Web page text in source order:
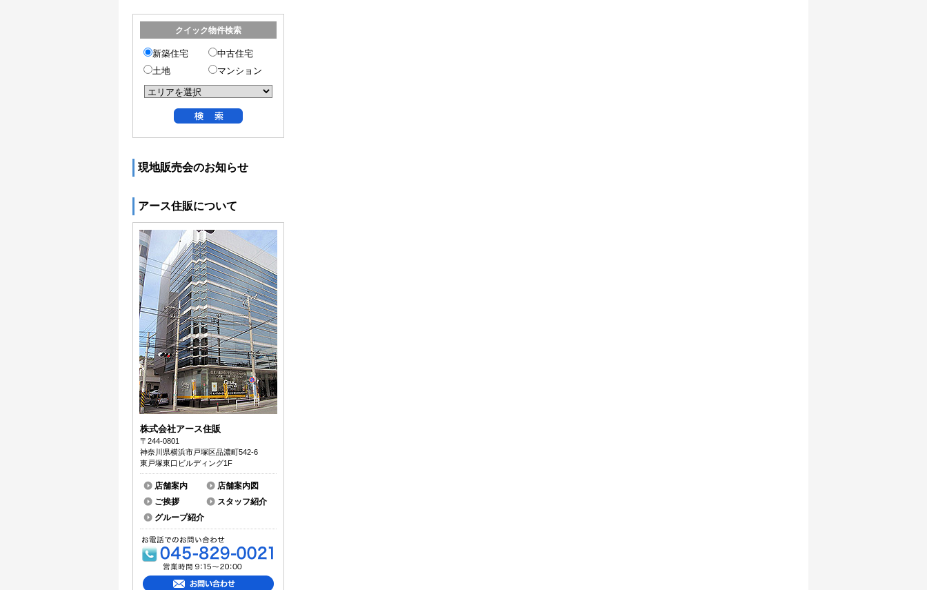
クイック物件検索
新築住宅
中古住宅
土地
マンション
現地販売会のお知らせ
アース住販について
株式会社アース住販
〒244-0801
神奈川県横浜市戸塚区品濃町542-6
東戸塚東口ビルディング1F
店舗案内
店舗案内図
ご挨拶
スタッフ紹介
グループ紹介